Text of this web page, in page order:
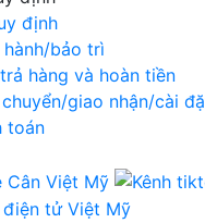
định
hành/bảo trì
hàng và hoàn tiền
giao nhận/cài
toán